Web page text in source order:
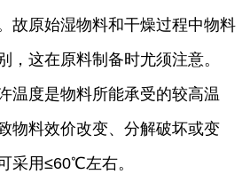
故原始湿物料和干燥过程中物料
，这在原料制备时尤须注意。
温度是物料所能承受的较高温
物料效价改变、分解破坏或变
采用≤60℃左右。